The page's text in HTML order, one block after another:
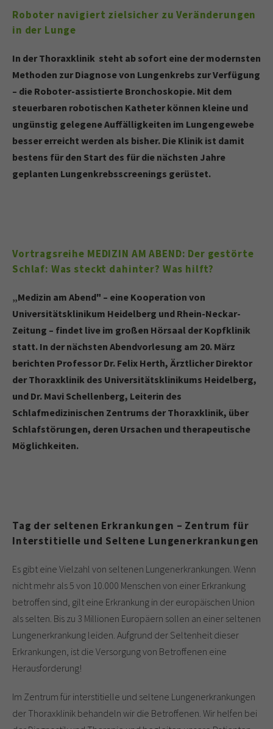
Roboter navigiert zielsicher zu Veränderungen
in der Lunge
In der Thoraxklinik steht ab sofort eine der modernsten
Methoden zur Diagnose von Lungenkrebs zur Verfügung
– die Roboter-assistierte Bronchoskopie. Mit dem
steuerbaren robotischen Katheter können kleine und
ungünstig gelegene Auffälligkeiten im Lungengewebe
besser erreicht werden als bisher. Die Klinik ist damit
bestens für den Start des für die nächsten Jahre
geplanten Lungenkrebsscreenings gerüstet.
Vortragsreihe MEDIZIN AM ABEND: Der gestörte
Schlaf: Was steckt dahinter? Was hilft?
„Medizin am Abend" – eine Kooperation von
Universitätsklinikum Heidelberg und Rhein-Neckar-
Zeitung – findet live im großen Hörsaal der Kopfklinik
statt. In der nächsten Abendvorlesung am 20. März
berichten Professor Dr. Felix Herth, Ärztlicher Direktor
der Thoraxklinik des Universitätsklinikums Heidelberg,
und Dr. Mavi Schellenberg, Leiterin des
Schlafmedizinischen Zentrums der Thoraxklinik, über
Schlafstörungen, deren Ursachen und therapeutische
Möglichkeiten.
Tag der seltenen Erkrankungen – Zentrum für
Interstitielle und Seltene Lungenerkrankungen
Es gibt eine Vielzahl von seltenen Lungenerkrankungen. Wenn
nicht mehr als 5 von 10.000 Menschen von einer Erkrankung
betroffen sind, gilt eine Erkrankung in der europäischen Union
als selten. Bis zu 3 Millionen Europäern sollen an einer seltenen
Lungenerkrankung leiden. Aufgrund der Seltenheit dieser
Erkrankungen, ist die Versorgung von Betroffenen eine
Herausforderung!
Im Zentrum für interstitielle und seltene Lungenerkrankungen
der Thoraxklinik behandeln wir die Betroffenen. Wir helfen bei